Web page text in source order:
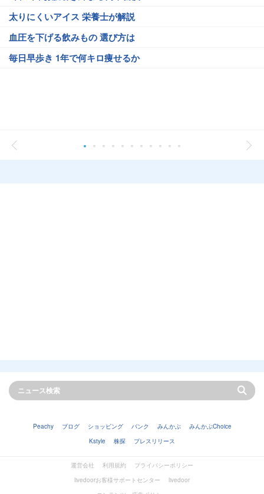
太りにくいアイス 栄養士が解説
血圧を下げる飲みもの 選び方は
毎日早歩き 1年で何キロ痩せるか
Peachy ブログ ショッピング バンク みんかぶ
みんかぶChoice
Kstyle
株探 プレスリリース
運営会社 利用規約
プライバシーポリシー
livedoorお客様サポートセンター
livedoor